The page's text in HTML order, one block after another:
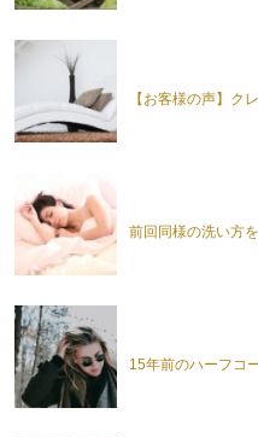
【お客様の声】ク
前回同様の洗い方
15年前のハーフコ